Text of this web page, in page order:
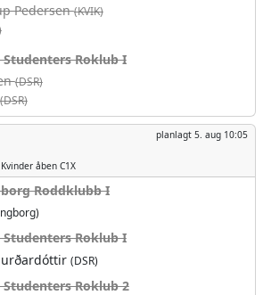
Pedersen(KVIK)
Studenters Roklub I
(DSR)
(DSR)
planlagt 5. aug 10:05
Kvinder åben C1X
Roddklubb I
Studenters Roklub I
(DSR)
Studenters Roklub 2